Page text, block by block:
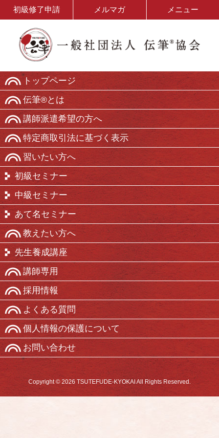
初級修了申請 メルマガ メニュー
トップページ
伝筆®とは
講師派遣希望の方へ
特定商取引法に基づく表示
習いたい方へ
初級セミナー
中級セミナー
あて名セミナー
教えたい方へ
先生養成講座
講師専用
採用情報
よくある質問
個人情報の保護について
お問い合わせ
Copyright © 2026 TSUTEFUDE-KYOKAI All Rights Reserved.